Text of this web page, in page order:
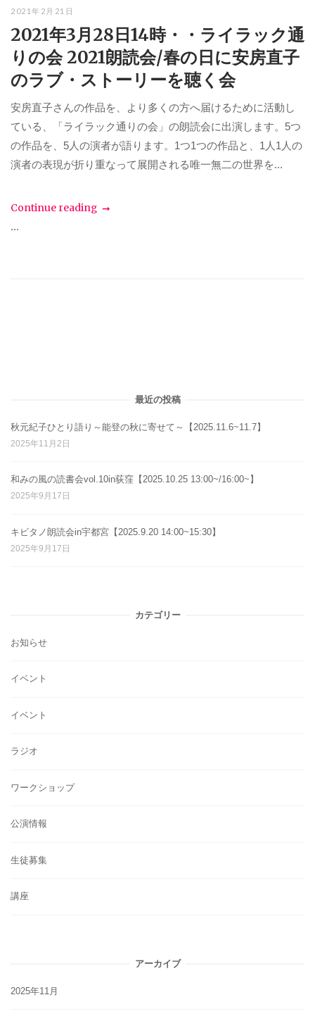
2021年2月21日
2021年3月28日14時・・ライラック通
りの会 2021朗読会/春の日に安房直子
のラブ・ストーリーを聴く会
安房直子さんの作品を、より多くの方へ届けるために活動し
ている、「ライラック通りの会」の朗読会に出演します。5つ
の作品を、5人の演者が語ります。1つ1つの作品と、1人1人の
演者の表現が折り重なって展開される唯一無二の世界を...
Continue reading
...
最近の投稿
秋元紀子ひとり語り～能登の秋に寄せて～【2025.11.6~11.7】
2025年11月2日
和みの風の読書会vol.10in荻窪【2025.10.25 13:00~/16:00~】
2025年9月17日
キビタノ朗読会in宇都宮【2025.9.20 14:00~15:30】
2025年9月17日
カテゴリー
お知らせ
イベント
イベント
ラジオ
ワークショップ
公演情報
生徒募集
講座
アーカイブ
2025年11月